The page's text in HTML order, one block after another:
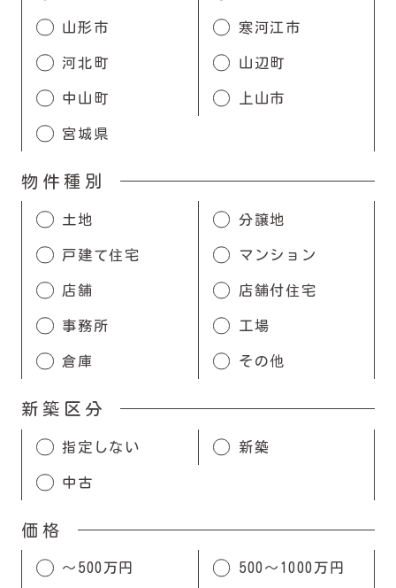
山形市 寒河江市
河北町 山辺町
中山町 上山市
宮城県
物件種別
土地 分譲地
戸建て住宅 マンション
店舗 店舗付住宅
事務所 工場
倉庫 その他
新築区分
指定しない 新築
中古
価格
〜500万円 500〜1000万円